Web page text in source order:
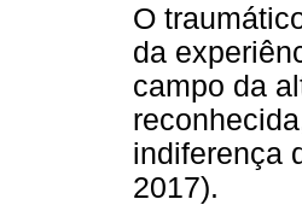
O
da
campo da
indiferença
2017).